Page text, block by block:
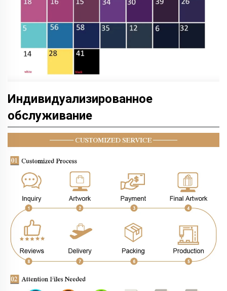
Индивидуализированное
обслуживание